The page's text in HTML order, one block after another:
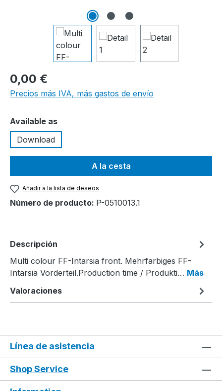
0,00 €
Precios más IVA, más gastos de envío
Seleccione
Available as
Download
A la cesta
Añadir a la lista de deseos
Número de producto: P-0510013.1
Descripción
Multi colour FF-Intarsia front. Mehrfarbiges FF-
Intarsia Vorderteil.Production time / Produkti… Más
Valoraciones
Línea de asistencia
Shop Service